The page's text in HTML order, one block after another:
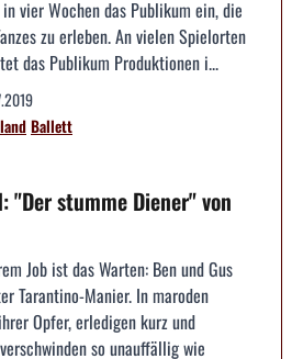
vier Wochen das Publikum ein, die
zu erleben. An vielen Spielorten
das Publikum Produktionen i...
Ballett
"Der stumme Diener" von
Job ist das Warten: Ben und Gus
Tarantino-Manier. In maroden
Opfer, erledigen kurz und
so unauffällig wie